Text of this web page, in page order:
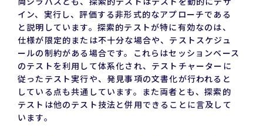
イン、実行し、評価する非形式的なアプローチである
と説明しています。探索的テストが特に有効なのは、
仕様が限定的または不十分な場合や、テストスケジュ
ールの制約がある場合です。これらはセッションベース
のテストを利用して体系化され、テストチャーターに
従ったテスト実行や、発見事項の文書化が行われると
している点も共通しています。また両者とも、探索的
テストは他のテスト技法と併用できることに言及して
います。